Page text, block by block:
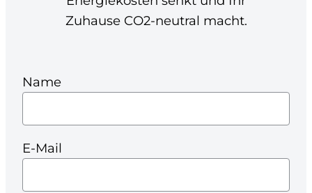
Zuhause CO2-neutral macht.
Name
E-Mail